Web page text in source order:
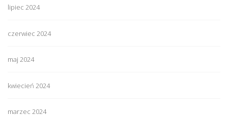
lipiec 2024
czerwiec 2024
maj 2024
kwiecień 2024
marzec 2024